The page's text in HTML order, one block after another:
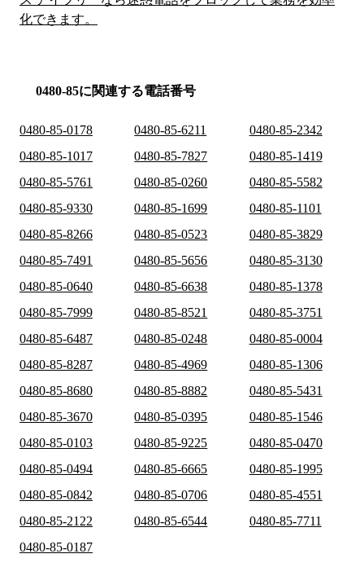
化できます。
0480-85に関連する電話番号
0480-85-0178 0480-85-6211
0480-85-2342
0480-85-1017
0480-85-7827
0480-85-1419
0480-85-5761
0480-85-0260
0480-85-5582
0480-85-9330
0480-85-1699
0480-85-1101
0480-85-8266
0480-85-0523
0480-85-3829
0480-85-7491
0480-85-5656
0480-85-3130
0480-85-0640
0480-85-6638
0480-85-1378
0480-85-7999
0480-85-8521
0480-85-3751
0480-85-6487
0480-85-0248
0480-85-0004
0480-85-8287
0480-85-4969
0480-85-1306
0480-85-8680
0480-85-8882
0480-85-5431
0480-85-3670
0480-85-0395
0480-85-1546
0480-85-0103
0480-85-9225
0480-85-0470
0480-85-0494
0480-85-6665
0480-85-1995
0480-85-0842
0480-85-0706
0480-85-4551
0480-85-2122
0480-85-6544
0480-85-7711
0480-85-0187